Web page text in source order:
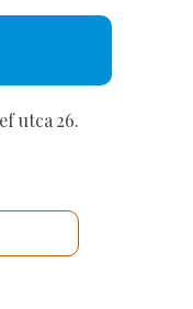
utca 26.